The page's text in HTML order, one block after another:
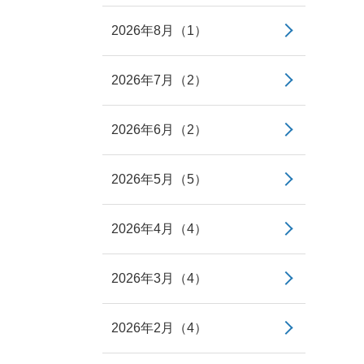
2026年8月（1）
2026年7月（2）
2026年6月（2）
2026年5月（5）
2026年4月（4）
2026年3月（4）
2026年2月（4）